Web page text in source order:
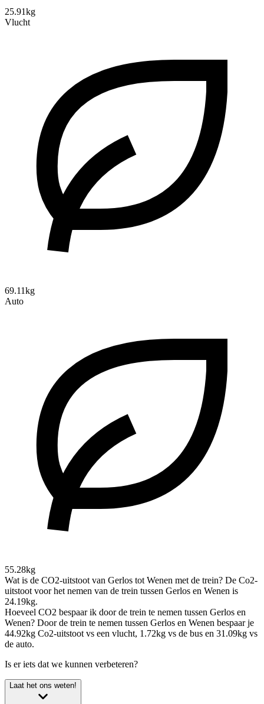
25.91kg
Vlucht
69.11kg
Auto
55.28kg
Wat is de CO2-uitstoot van Gerlos tot Wenen met de trein? De Co2-
uitstoot voor het nemen van de trein tussen Gerlos en Wenen is
24.19kg.
Hoeveel CO2 bespaar ik door de trein te nemen tussen Gerlos en
Wenen? Door de trein te nemen tussen Gerlos en Wenen bespaar je
44.92kg Co2-uitstoot vs een vlucht, 1.72kg vs de bus en 31.09kg vs
de auto.
Is er iets dat we kunnen verbeteren?
Laat het ons weten!